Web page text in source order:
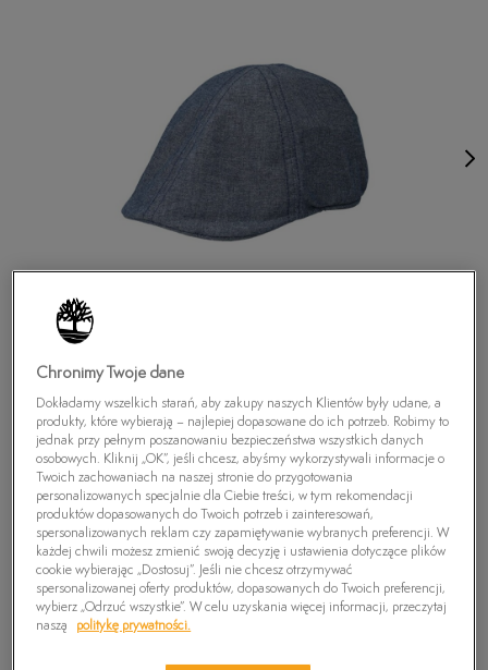
TIMBERLAND CZAPKA CHAMBRAY IVY HAT
FLAT BRIM
79,99zł
Chronimy Twoje dane
Dokładamy wszelkich starań, aby zakupy naszych Klientów były udane, a
produkty, które wybierają – najlepiej dopasowane do ich potrzeb. Robimy to
jednak przy pełnym poszanowaniu bezpieczeństwa wszystkich danych
osobowych. Kliknij „OK”, jeśli chcesz, abyśmy wykorzystywali informacje o
Twoich zachowaniach na naszej stronie do przygotowania
personalizowanych specjalnie dla Ciebie treści, w tym rekomendacji
produktów dopasowanych do Twoich potrzeb i zainteresowań,
spersonalizowanych reklam czy zapamiętywanie wybranych preferencji. W
każdej chwili możesz zmienić swoją decyzję i ustawienia dotyczące plików
cookie wybierając „Dostosuj”. Jeśli nie chcesz otrzymywać
spersonalizowanej oferty produktów, dopasowanych do Twoich preferencji,
wybierz „Odrzuć wszystkie”. W celu uzyskania więcej informacji, przeczytaj
naszą
politykę prywatności.